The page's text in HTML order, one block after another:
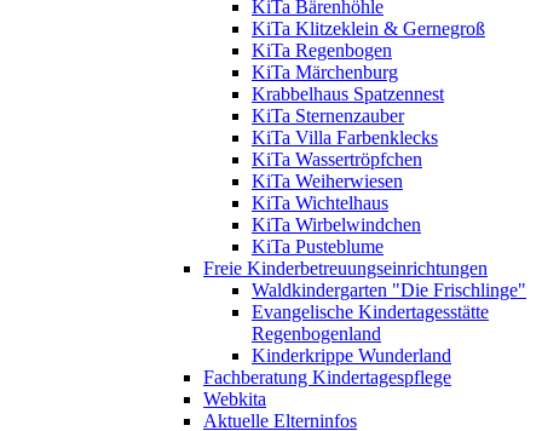
KiTa Bärenhöhle
KiTa Klitzeklein & Gernegroß
KiTa Regenbogen
KiTa Märchenburg
Krabbelhaus Spatzennest
KiTa Sternenzauber
KiTa Villa Farbenklecks
KiTa Wassertröpfchen
KiTa Weiherwiesen
KiTa Wichtelhaus
KiTa Wirbelwindchen
KiTa Pusteblume
Freie Kinderbetreuungseinrichtungen
Waldkindergarten "Die Frischlinge"
Evangelische Kindertagesstätte
Regenbogenland
Kinderkrippe Wunderland
Fachberatung Kindertagespflege
Webkita
Aktuelle Elterninfos